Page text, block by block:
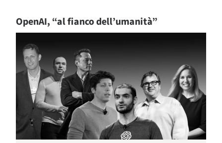
OpenAI, “al fianco dell’umanità”